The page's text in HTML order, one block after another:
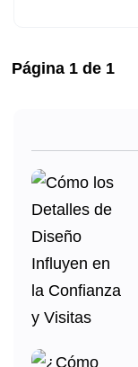
Página 1 de 1